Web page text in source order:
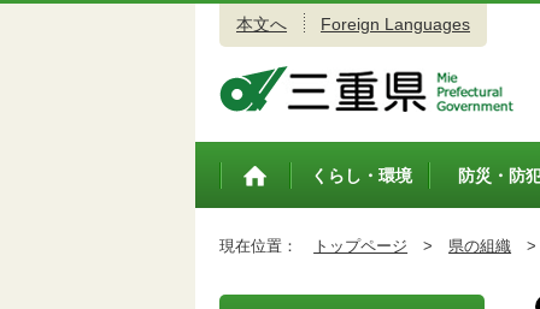
本文へ Foreign Languages
トップペ
くらし・環境 防災・防
現在位置： トップページ > 県の組織 >